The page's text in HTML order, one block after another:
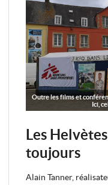
Outre les films et
Ici,
Les
toujours
Alain Tanner,